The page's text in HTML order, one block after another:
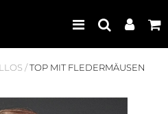
Seller
/TOP MIT FLEDERMÄUSEN